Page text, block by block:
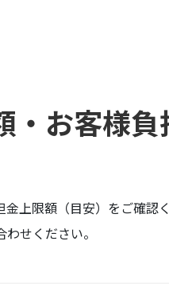
・お客様
上限額（目安）をご確
せください。